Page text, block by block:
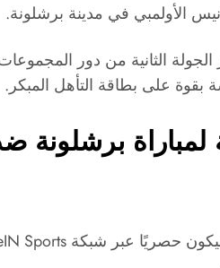
الأولمبي في مدينة برشلونة.
الجولة الثانية من دور
بقوة على بطاقة التأهل المبكر.
لمباراة